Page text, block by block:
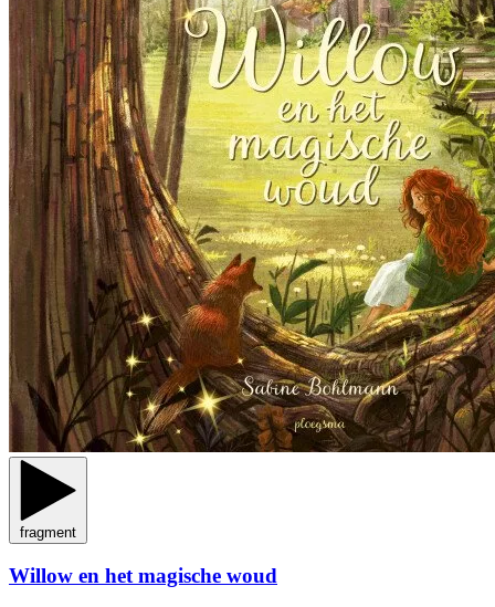
fragment
Willow en het magische woud